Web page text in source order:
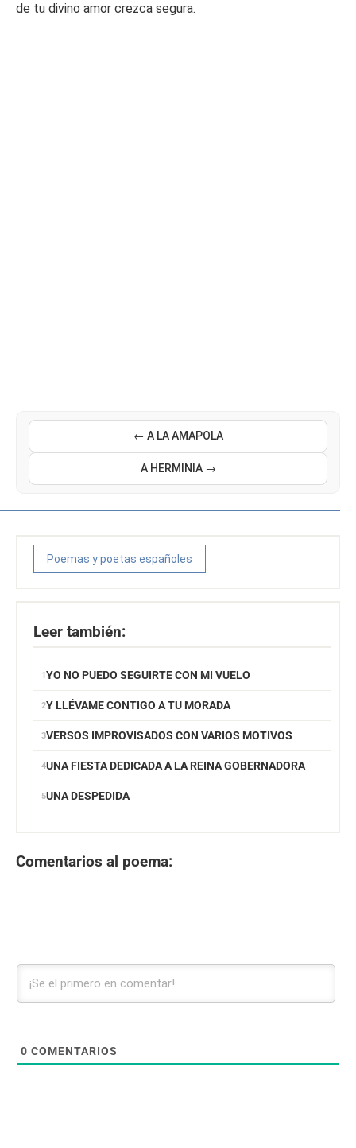
de tu divino amor crezca segura.
← A LA AMAPOLA
A HERMINIA →
Poemas y poetas españoles
Leer también:
YO NO PUEDO SEGUIRTE CON MI VUELO
Y LLÉVAME CONTIGO A TU MORADA
VERSOS IMPROVISADOS CON VARIOS MOTIVOS
UNA FIESTA DEDICADA A LA REINA GOBERNADORA
UNA DESPEDIDA
Comentarios al poema:
0 COMENTARIOS